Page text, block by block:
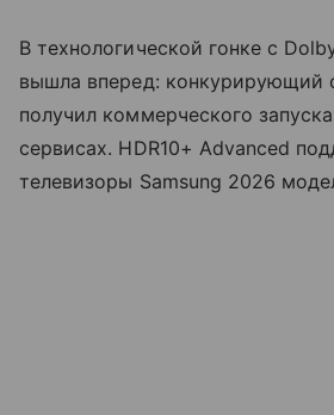
В технологической гонке с
вышла вперед: конкурирующий
получил коммерческого
сервисах. HDR10+ Advanced
телевизоры Samsung 2026